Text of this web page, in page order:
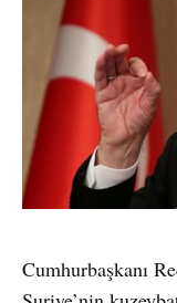
Cumhurbaşkanı